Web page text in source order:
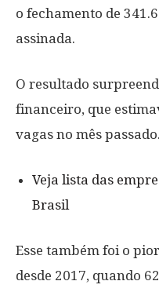
o fechamento de
assinada.
O resultado
financeiro, que
vagas no mês passado.
Veja lista das
Brasil
Esse também foi o
desde 2017, quando